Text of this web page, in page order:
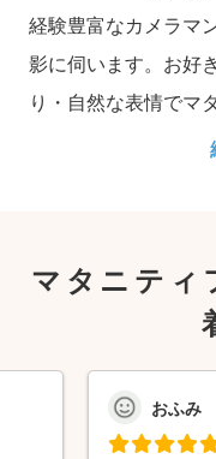
経験豊富なカメラマ
影に伺います。お好
り・自然な表情でマ
マタニティ
おふみ